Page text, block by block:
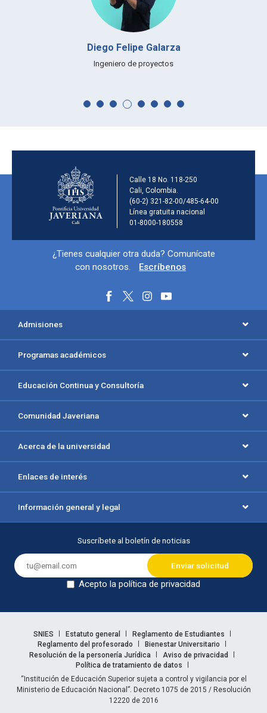
Diego Felipe Galarza
Ingeniero de proyectos
Información de la
Calle 18 No. 118-250
Cali, Colombia.
(60-2) 321-82-00/485-64-00
Línea gratuita nacional
01-8000-180558
Información y redes sociales
¿Tienes cualquier otra duda? Comunícate
con nosotros.
Escríbenos
Menú principal del footer
Admisiones
Programas académicos
Educación Continua y Consultoría
Comunidad Javeriana
Acerca de la universidad
Enlaces de interés
Información general y legal
Suscríbete al boletín de noticias
Acepto la política de privacidad
Enlaces legales
SNIES Estatuto general
Reglamento de Estudiantes
Reglamento del profesorado
Bienestar Universitario
Resolución de la personería Jurídica
Aviso de privacidad
Política de tratamiento de datos
Información legal
“Institución de Educación Superior sujeta a control y vigilancia por el
Ministerio de Educación Nacional”. Decreto 1075 de 2015 / Resolución
12220 de 2016